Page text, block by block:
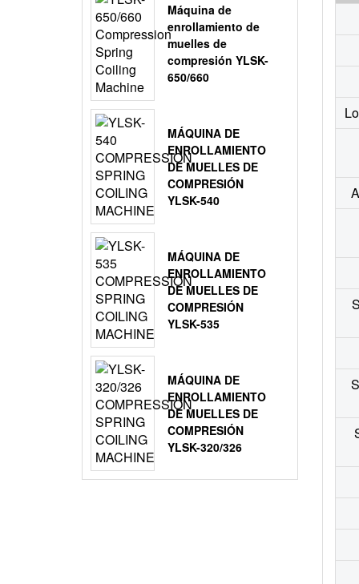
Máquina de
enrollamiento de
muelles de
compresión YLSK-
650/660
MÁQUINA DE
ENROLLAMIENTO
DE MUELLES DE
COMPRESIÓN
YLSK-540
MÁQUINA DE
ENROLLAMIENTO
DE MUELLES DE
COMPRESIÓN
YLSK-535
MÁQUINA DE
ENROLLAMIENTO
DE MUELLES DE
COMPRESIÓN
YLSK-320/326